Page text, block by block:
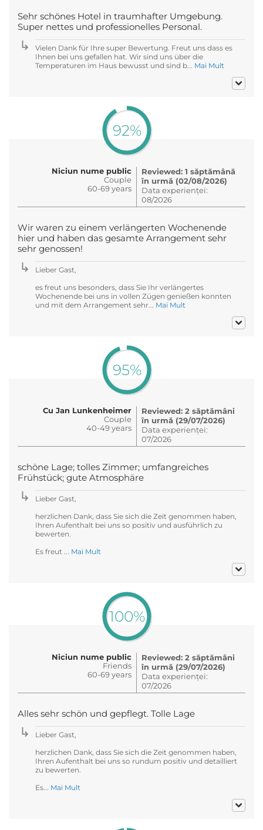
Sehr schönes Hotel in traumhafter Umgebung.
Super nettes und professionelles Personal.
Vielen Dank für Ihre super Bewertung. Freut uns dass es
Ihnen bei uns gefallen hat. Wir sind uns über die
Temperaturen im Haus bewusst und sind b... Mai Mult
92%
Niciun nume public
Couple
60-69 years
Reviewed: 1 săptămână
în urmă (02/08/2026)
Data experienței:
08/2026
Wir waren zu einem verlängerten Wochenende
hier und haben das gesamte Arrangement sehr
sehr genossen!
Lieber Gast,
es freut uns besonders, dass Sie Ihr verlängertes
Wochenende bei uns in vollen Zügen genießen konnten
und mit dem Arrangement sehr... Mai Mult
95%
Cu Jan Lunkenheimer
Couple
40-49 years
Reviewed: 2 săptămâni
în urmă (29/07/2026)
Data experienței:
07/2026
schöne Lage; tolles Zimmer; umfangreiches
Frühstück; gute Atmosphäre
Lieber Gast,
herzlichen Dank, dass Sie sich die Zeit genommen haben,
Ihren Aufenthalt bei uns so positiv und ausführlich zu
bewerten.
Es freut ... Mai Mult
100%
Niciun nume public
Friends
60-69 years
Reviewed: 2 săptămâni
în urmă (29/07/2026)
Data experienței:
07/2026
Alles sehr schön und gepflegt. Tolle Lage
Lieber Gast,
herzlichen Dank, dass Sie sich die Zeit genommen haben,
Ihren Aufenthalt bei uns so rundum positiv und detailliert
zu bewerten.
Es... Mai Mult